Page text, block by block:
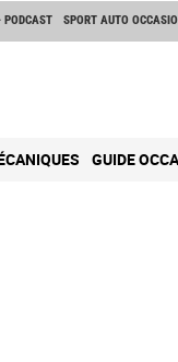
PODCAST SPORT AUTO
GUIDE